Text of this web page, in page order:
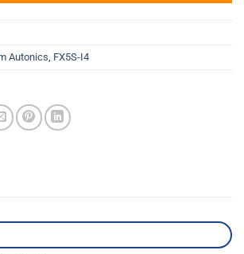
Autonics FX5S-I4